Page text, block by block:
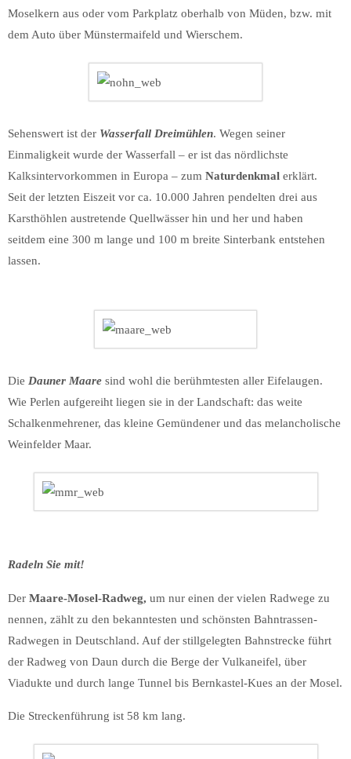
Moselkern aus oder vom Parkplatz oberhalb von Müden, bzw. mit
dem Auto über Münstermaifeld und Wierschem.
Sehenswert ist der Wasserfall Dreimühlen. Wegen seiner
Einmaligkeit wurde der Wasserfall – er ist das nördlichste
Kalksintervorkommen in Europa – zum Naturdenkmal erklärt.
Seit der letzten Eiszeit vor ca. 10.000 Jahren pendelten drei aus
Karsthöhlen austretende Quellwässer hin und her und haben
seitdem eine 300 m lange und 100 m breite Sinterbank entstehen
lassen.
Die Dauner Maare sind wohl die berühmtesten aller Eifelaugen.
Wie Perlen aufgereiht liegen sie in der Landschaft: das weite
Schalkenmehrener, das kleine Gemündener und das melancholische
Weinfelder Maar.
Radeln Sie mit!
Der Maare-Mosel-Radweg, um nur einen der vielen Radwege zu
nennen, zählt zu den bekanntesten und schönsten Bahntrassen-
Radwegen in Deutschland. Auf der stillgelegten Bahnstrecke führt
der Radweg von Daun durch die Berge der Vulkaneifel, über
Viadukte und durch lange Tunnel bis Bernkastel-Kues an der Mosel.
Die Streckenführung ist 58 km lang.